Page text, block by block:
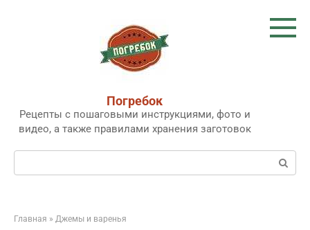
Погребок
Рецепты с пошаговыми инструкциями, фото и
видео, а также правилами хранения заготовок
Поиск:
Главная » Джемы и варенья